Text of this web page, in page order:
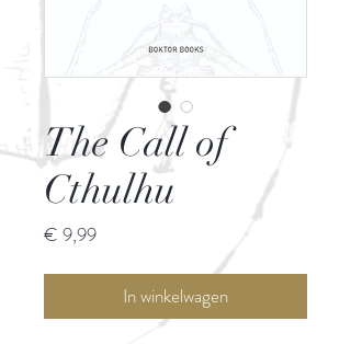
The Call of
Cthulhu
€ 9,99Prijs
In winkelwagen